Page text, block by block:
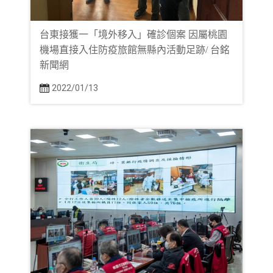
台東接獲一「境外移入」確診個案 因屬桃園
機場直接入住防疫旅館無縣內活動足跡/ 台銘
新聞網
2022/01/13